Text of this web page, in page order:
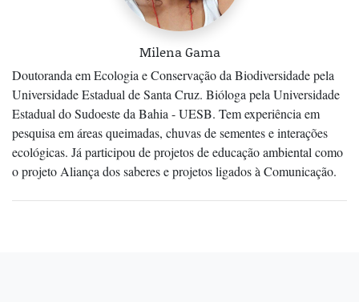
Milena Gama
Doutoranda em Ecologia e Conservação da Biodiversidade pela
Universidade Estadual de Santa Cruz. Bióloga pela Universidade
Estadual do Sudoeste da Bahia - UESB. Tem experiência em
pesquisa em áreas queimadas, chuvas de sementes e interações
ecológicas. Já participou de projetos de educação ambiental como
o projeto Aliança dos saberes e projetos ligados à Comunicação.